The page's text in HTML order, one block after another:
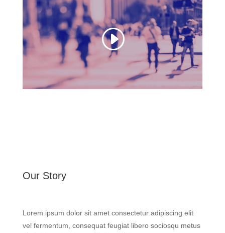
Our Story
Lorem ipsum dolor sit amet consectetur adipiscing elit
vel fermentum, consequat feugiat libero sociosqu metus